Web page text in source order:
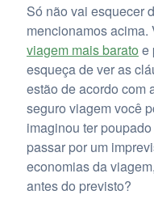
Só não vai esquecer
mencionamos acima.
viagem mais barato e
esqueça de ver as
estão de acordo com
seguro viagem você
imaginou ter
passar por um
economias da
antes do previsto?